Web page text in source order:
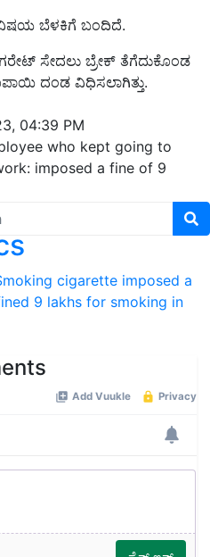
ಬೆಳಕಿಗೆ ಬಂದಿದೆ.
ಸೇದಲು ಬ್ರೇಕ್‌ ತೆಗೆದುಕೊಂಡ
ದಂಡ ವಿಧಿಸಲಾಗಿತ್ತು.
04:39 PM
who kept going to
imposed a fine of 9
cigarette imposed a
9 lakhs for smoking in